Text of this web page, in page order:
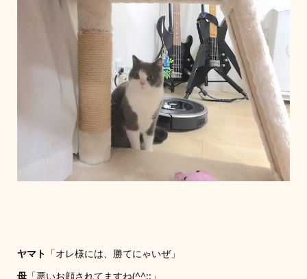
ヤマト 「オレ様には、勝てにゃいぜ」
母「悪いお顔されてますね(^^;;」